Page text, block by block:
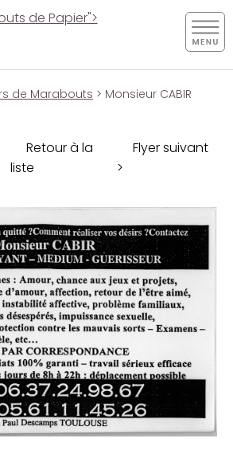
de Papier">
de Marabouts > Monsieur CABIR
Retour à la
liste
Flyer suivant
>